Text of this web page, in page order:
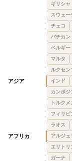
ギリシャ
スウェー
チェコ
バチカン
ベルギー
マルタ
ルクセン
アジア インド
カンボジ
トルク
フィリピ
ラオス
アフリカ アルジェ
エリトリ
ガーナ